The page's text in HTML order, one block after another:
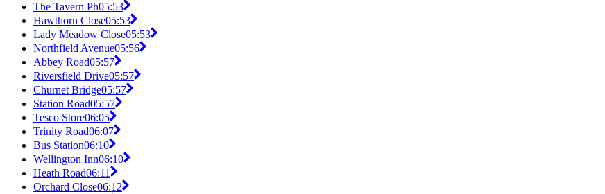
The Tavern Ph05:53
Hawthorn Close05:53
Lady Meadow Close05:53
Northfield Avenue05:56
Abbey Road05:57
Riversfield Drive05:57
Churnet Bridge05:57
Station Road05:57
Tesco Store06:05
Trinity Road06:07
Bus Station06:10
Wellington Inn06:10
Heath Road06:11
Orchard Close06:12